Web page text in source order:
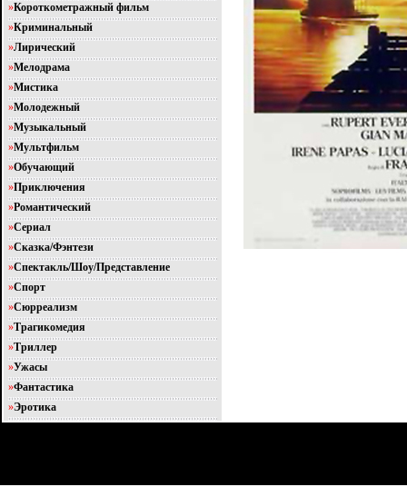
»Короткометражный фильм
»Криминальный
»Лирический
»Мелодрама
»Мистика
»Молодежный
»Музыкальный
»Мультфильм
»Обучающий
»Приключения
»Романтический
»Сериал
»Сказка/Фэнтези
»Спектакль/Шоу/Представление
»Спорт
»Сюрреализм
»Трагикомедия
»Триллер
»Ужасы
»Фантастика
»Эротика